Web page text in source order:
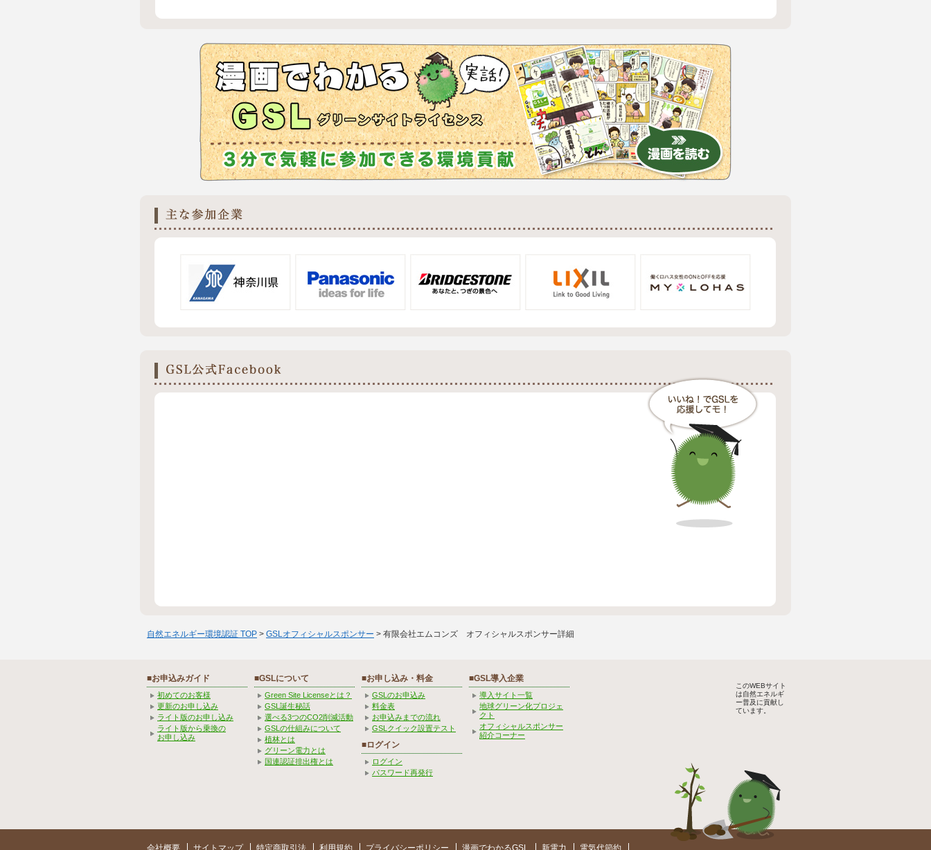
自然エネルギー環境認証 TOP > GSLオフィシャルスポンサー > 有限会社エムコンズ オフィシャルスポンサー詳細
■お申込みガイド
初めてのお客様
更新のお申し込み
ライト版のお申し込み
ライト版から乗換の
お申し込み
■GSLについて
Green Site Licenseとは？
GSL誕生秘話
選べる3つのCO2削減活動
GSLの仕組みについて
植林とは
グリーン電力とは
国連認証排出権とは
■お申し込み・料金
GSLのお申込み
料金表
お申込みまでの流れ
GSLクイック設置テスト
■ログイン
ログイン
パスワード再発行
■GSL導入企業
導入サイト一覧
地球グリーン化プロジェ
クト
オフィシャルスポンサー
紹介コーナー
このWEBサイト
は自然エネルギ
ー普及に貢献し
ています。
会社概要 サイトマップ 特定商取引法 利用規約 プライバシーポリシー 漫画でわかるGSL 新電力 電気代節約